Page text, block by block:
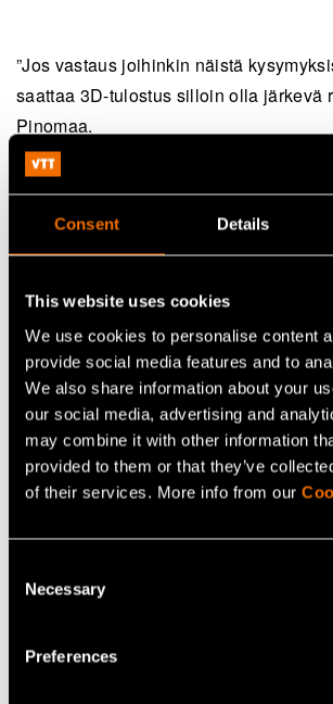
Consent Details
This website uses cookies
We use cookies to personalise content
provide social media features and to
We also share information about your
our social media, advertising and
may combine it with other information
provided to them or that they’ve
of their services. More info from our
Selection
Necessary
Preferences
”Jos vastaus joihinkin näistä
saattaa 3D-tulostus silloin olla järkevä
Pinomaa.
Kiinnostuitko? Ota yhteyttä!
White paper: New Defence –
pelikirja tulevaisuuden
Asiakastarina: Case: Valmet
epävarmuus vauhdittaa